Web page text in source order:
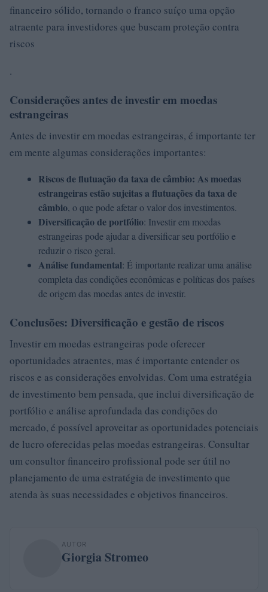
financeiro sólido, tornando o franco suíço uma opção
atraente para investidores que buscam proteção contra
riscos
.
Considerações antes de investir em moedas
estrangeiras
Antes de investir em moedas estrangeiras, é importante ter
em mente algumas considerações importantes:
Riscos de flutuação da taxa de câmbio: As moedas
estrangeiras estão sujeitas a flutuações da taxa de
câmbio, o que pode afetar o valor dos investimentos.
Diversificação de portfólio: Investir em moedas
estrangeiras pode ajudar a diversificar seu portfólio e
reduzir o risco geral.
Análise fundamental: É importante realizar uma análise
completa das condições econômicas e políticas dos países
de origem das moedas antes de investir.
Conclusões: Diversificação e gestão de riscos
Investir em moedas estrangeiras pode oferecer
oportunidades atraentes, mas é importante entender os
riscos e as considerações envolvidas. Com uma estratégia
de investimento bem pensada, que inclui diversificação de
portfólio e análise aprofundada das condições do
mercado, é possível aproveitar as oportunidades potenciais
de lucro oferecidas pelas moedas estrangeiras. Consultar
um consultor financeiro profissional pode ser útil no
planejamento de uma estratégia de investimento que
atenda às suas necessidades e objetivos financeiros.
AUTOR
Giorgia Stromeo